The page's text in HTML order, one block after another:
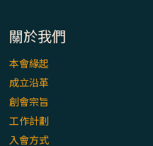
關於我們
本會緣起
成立沿革
創會宗旨
工作計劃
入會方式